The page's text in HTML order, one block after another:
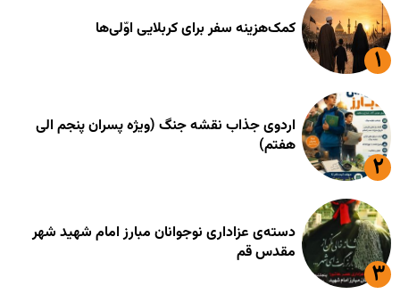
کمک‌هزینه سفر برای کربلایی اوّلی‌ها
اردوی جذاب نقشه جنگ (ویژه پسران پنجم الی
هفتم)
دسته‌ی عزاداری نوجوانان مبارز امام شهید شهر
مقدس قم